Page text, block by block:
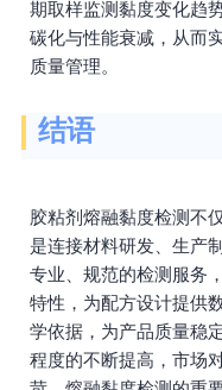
期取样监测黏度变化趋
碳化与性能衰减，从而
质量管理。
结语
胶粘剂熔融黏度检测不
是连接材料研发、生产
专业、规范的检测服务
特性，为配方设计提供
学依据，为产品质量稳
程度的不断提高，市场